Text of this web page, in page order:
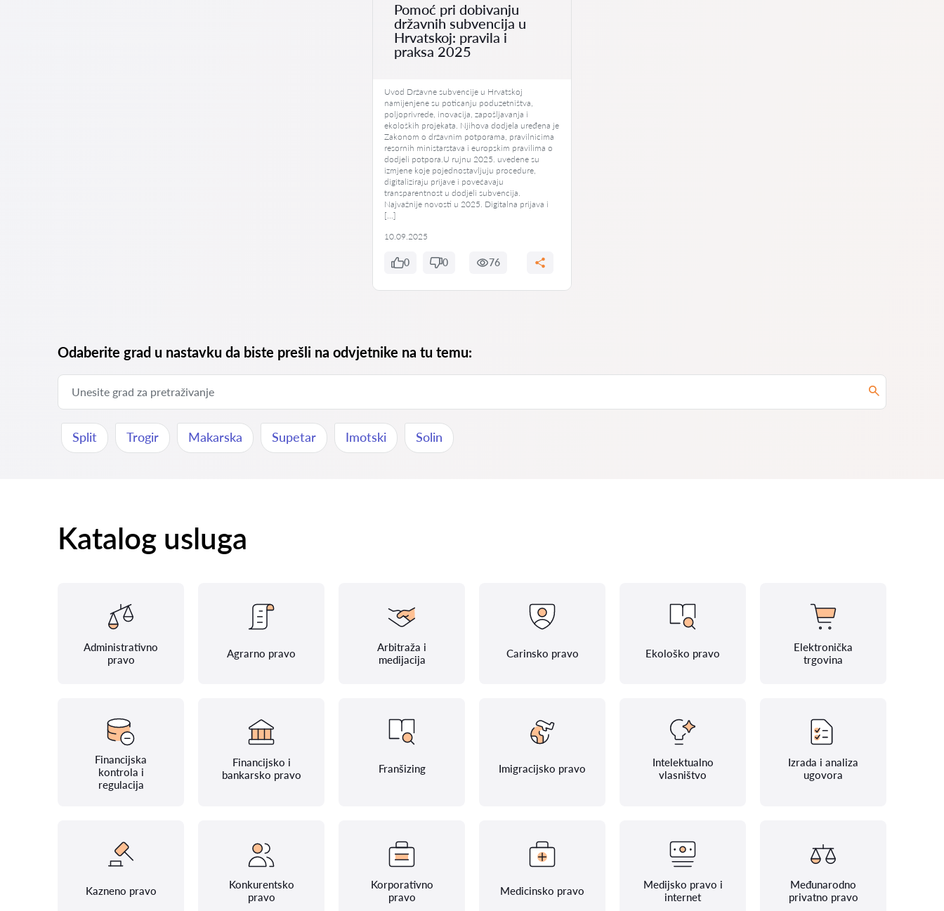
Pomoć pri dobivanju
državnih subvencija u
Hrvatskoj: pravila i
praksa 2025
Uvod Državne subvencije u Hrvatskoj
namijenjene su poticanju poduzetništva,
poljoprivrede, inovacija, zapošljavanja i
ekoloških projekata. Njihova dodjela uređena je
Zakonom o državnim potporama, pravilnicima
resornih ministarstava i europskim pravilima o
dodjeli potpora.U rujnu 2025. uvedene su
izmjene koje pojednostavljuju procedure,
digitaliziraju prijave i povećavaju
transparentnost u dodjeli subvencija.
Najvažnije novosti u 2025. Digitalna prijava i
[…]
10.09.2025
0 0 76
Odaberite grad u nastavku da biste prešli na odvjetnike na tu temu:
Split Trogir Makarska Supetar Imotski Solin
Katalog usluga
Administrativno
pravo
Agrarno pravo
Arbitraža i
medijacija
Carinsko pravo Ekološko pravo
Elektronička
trgovina
Financijska
kontrola i
regulacija
Financijsko i
bankarsko pravo
Franšizing Imigracijsko pravo
Intelektualno
vlasništvo
Izrada i analiza
ugovora
Kazneno pravo
Konkurentsko
pravo
Korporativno
pravo
Medicinsko pravo
Medijsko pravo i
internet
Međunarodno
privatno pravo